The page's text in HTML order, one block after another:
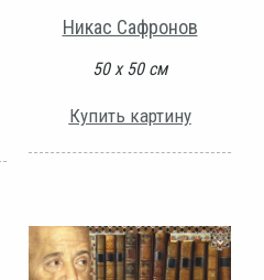
Никас Сафронов
50 х 50 см
Купить картину